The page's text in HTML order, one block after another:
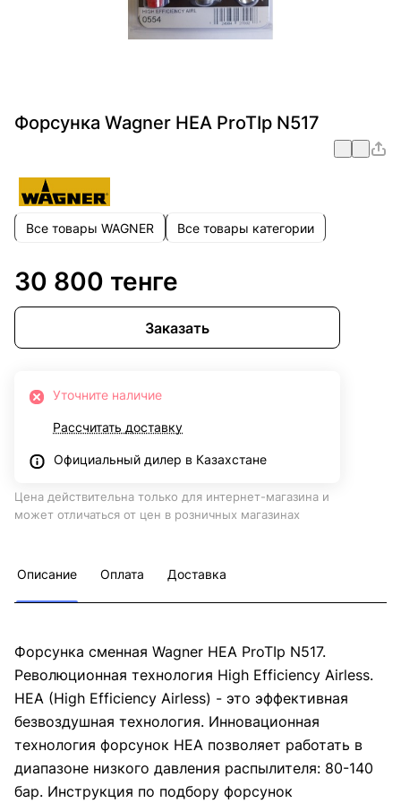
Форсунка Wagner HEA ProTIp N517
Все товары WAGNER Все товары категории
30 800 тенге
Заказать
Уточните наличие
Рассчитать доставку
Официальный дилер в Казахстане
Цена действительна только для интернет-магазина и
может отличаться от цен в розничных магазинах
Описание Оплата Доставка
Форсунка сменная Wagner HEA ProTIp N517.
Революционная технология High Efficiency Airless.
HEA (High Efficiency Airless) - это эффективная
безвоздушная технология. Инновационная
технология форсунок HEA позволяет работать в
диапазоне низкого давления распылителя: 80-140
бар. Инструкция по подбору форсунок